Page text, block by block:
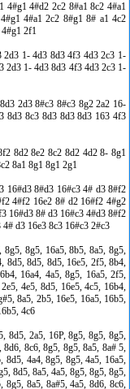
4#g1 4#d2 2c2 8#a1 8c2 4#a1
4#a1 2c2 8#g1 8# a1 4c2
4#g1 2f1
2d3 1- 4d3 8d3 4f3 4d3 2c3 1-
2d3 1- 4d3 8d3 4f3 4d3 2c3 1-
2d3 8#c3 8#c3 8g2 2a2 16-
8d3 8c3 8d3 8d3 8d3 163 4f3
8d2 8e2 8c2 8d2 4d2 8- 8g1
8a1 8g1 8g1 2g1
16#d3 8#d3 16#c3 4# d3 8#f2
4#f2 16e2 8# d2 16#f2 4#g2
16#d3 8# d3 16#c3 4#d3 8#f2
d3 16e3 8c3 16#c3 2#c3
8g5, 8g5, 16a5, 8b5, 8a5, 8g5,
8d5, 8d5, 8d5, 16e5, 2f5, 8b4,
16a4, 4a5, 8g5, 16a5, 2f5,
4e5, 8d5, 16e5, 4c5, 16b4,
8a5, 2b5, 16e5, 16a5, 16b5,
4c6
8d5, 2a5, 16P, 8g5, 8g5, 8g5,
8d6, 8c6, 8g5, 8g5, 8a5, 8a# 5,
8d5, 4a4, 8g5, 8g5, 4a5, 16a5,
8d5, 8a5, 4a5, 8g5, 8g5, 8g5,
8g5, 8a5, 8a#5, 4a5, 8d6, 8c6,